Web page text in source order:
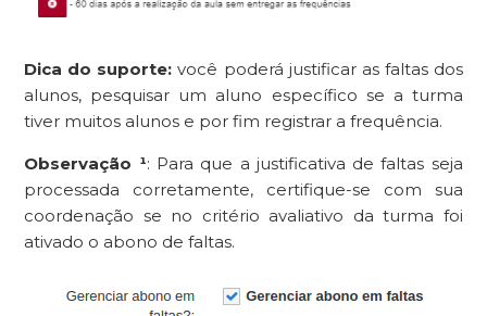
Dica do suporte:você poderá justificar as faltas dos
alunos, pesquisar um aluno específico se a turma
tiver muitos alunos e por fim registrar a frequência.
Observação ¹: Para que a justificativa de faltas seja
processada corretamente, certifique-se com sua
coordenação se no critério avaliativo da turma foi
ativado o abono de faltas.